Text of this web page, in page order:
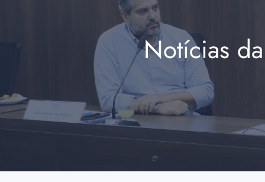
Notícias